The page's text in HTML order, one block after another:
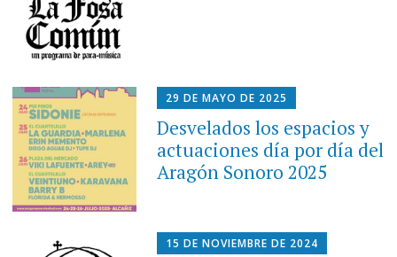
29 DE MAYO DE 2025
Desvelados los espacios y
actuaciones día por día del
Aragón Sonoro 2025
15 DE NOVIEMBRE DE 2024